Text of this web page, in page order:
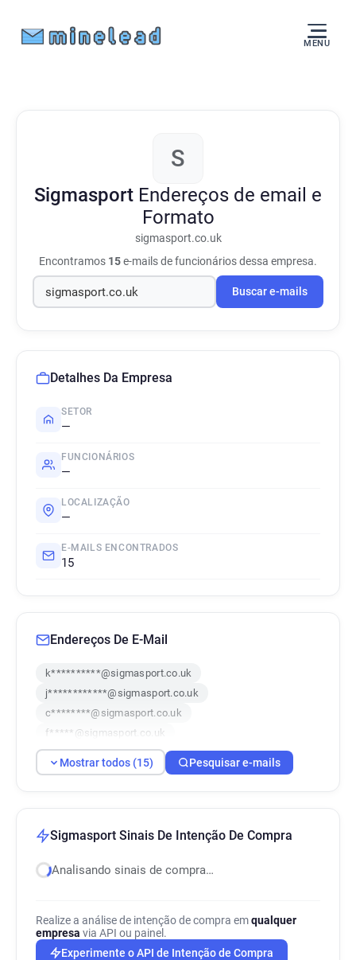
MENU
S
Sigmasport Endereços de email e
Formato
sigmasport.co.uk
Encontramos 15e-mails de funcionários dessa empresa.
Buscar e-mails
Detalhes Da Empresa
SETOR
—
FUNCIONÁRIOS
—
LOCALIZAÇÃO
—
E-MAILS ENCONTRADOS
15
Endereços De E-Mail
k**********@sigmasport.co.uk
j************@sigmasport.co.uk
c********@sigmasport.co.uk
f*****@sigmasport.co.uk
t*******@sigmasport.co.uk
i*******@sigmasport.co.uk
s************@sigmasport.co.uk
x*******@sigmasport.co.uk
d******@sigmasport.co.uk
c*****@sigmasport.co.uk
Mostrar todos (15) Pesquisar e-mails
Sigmasport Sinais De Intenção De Compra
Analisando sinais de compra…
Realize a análise de intenção de compra emqualquer
empresa via API ou painel.
Experimente o API de Intenção de Compra